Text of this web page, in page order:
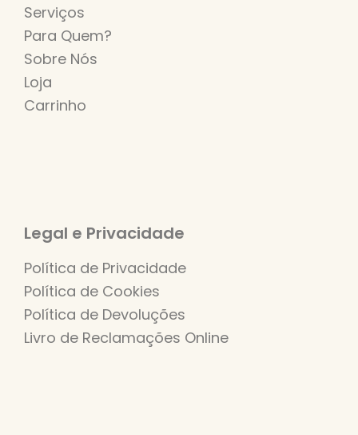
Serviços
Para Quem?
Sobre Nós
Loja
Carrinho
Legal e Privacidade
Política de Privacidade
Política de Cookies
Política de Devoluções
Livro de Reclamações Online